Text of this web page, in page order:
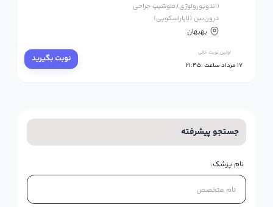
(اندویورولوژی),فلوشیپ جراحی
درون‌بین (لاپاراسکوپی)
بهبهان
اولین نوبت خالی
17 مرداد ساعت :21:45
نوبت بگیرید
جستجو پیشرفته
نام پزشک: